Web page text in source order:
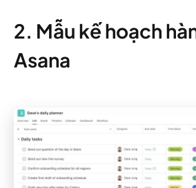
2. Mẫu kế hoạch
Asana